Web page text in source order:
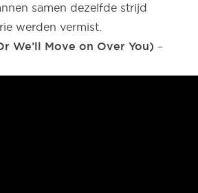
samen dezelfde strijd
werden vermist.
We’ll Move on Over You) –